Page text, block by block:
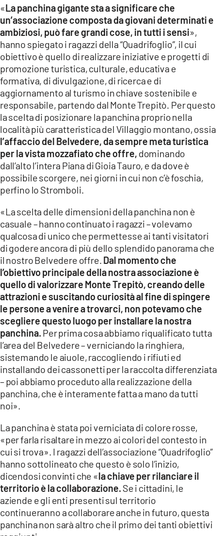
LACAPITALENEWS.IT
App
ANDROID
APPLE
«La panchina gigante sta a significare che
un’associazione composta da giovani determinati e
ambiziosi, può fare grandi cose, in tutti i sensi»,
hanno spiegato i ragazzi della “Quadrifoglio”, il cui
obiettivo è quello di realizzare iniziative e progetti di
promozione turistica, culturale, educativa e
formativa, di divulgazione, di ricerca e di
aggiornamento al turismo in chiave sostenibile e
responsabile, partendo dal Monte Trepitò. Per questo
la scelta di posizionare la panchina proprio nella
località più caratteristica del Villaggio montano, ossia
l’affaccio del Belvedere, da sempre meta turistica
per la vista mozzafiato che offre, dominando
dall’alto l’intera Piana di Gioia Tauro, e da dove è
possibile scorgere, nei giorni in cui non c’è foschia,
perfino lo Stromboli.
«La scelta delle dimensioni della panchina non è
casuale – hanno continuato i ragazzi – volevamo
qualcosa di unico che permettesse ai tanti visitatori
di godere ancora di più dello splendido panorama che
il nostro Belvedere offre. Dal momento che
l’obiettivo principale della nostra associazione è
quello di valorizzare Monte Trepitò, creando delle
attrazioni e suscitando curiosità al fine di spingere
le persone a venire a trovarci, non potevamo che
scegliere questo luogo per installare la nostra
panchina. Per prima cosa abbiamo riqualificato tutta
l’area del Belvedere – verniciando la ringhiera,
sistemando le aiuole, raccogliendo i rifiuti ed
installando dei cassonetti per la raccolta differenziata
– poi abbiamo proceduto alla realizzazione della
panchina, che è interamente fatta a mano da tutti
noi».
La panchina è stata poi verniciata di colore rosse,
«per farla risaltare in mezzo ai colori del contesto in
cui si trova». I ragazzi dell’associazione “Quadrifoglio”
hanno sottolineato che questo è solo l’inizio,
dicendosi convinti che «la chiave per rilanciare il
territorio è la collaborazione. Se i cittadini, le
aziende e gli enti presenti sul territorio
continueranno a collaborare anche in futuro, questa
panchina non sarà altro che il primo dei tanti obiettivi